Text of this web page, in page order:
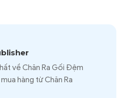
về Chăn Ra Gối Đệm
hàng từ Chăn Ra